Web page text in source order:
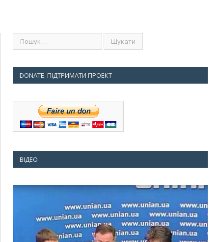
DONATE. ПІДТРИМАТИ ПРОЕКТ
ВІДЕО